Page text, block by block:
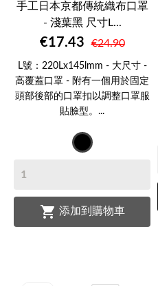
手工日本京都傳統織布口罩
- 淺葉黑 尺寸L...
€17.43 €24.90
L號：220Lx145lmm - 大尺寸 -
高覆蓋口罩 - 附有一個用於固定
頭部後部的口罩扣以調整口罩服
貼臉型。...
午
 添加到購物車